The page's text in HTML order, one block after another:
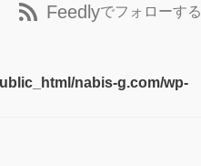
Feedlyでフォローする
nabis-g.com/wp-